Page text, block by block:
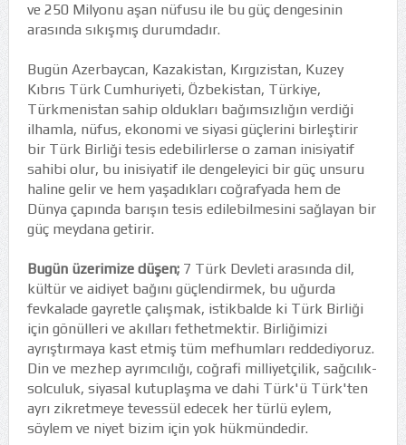
ve 250 Milyonu aşan nüfusu ile bu güç dengesinin
arasında sıkışmış durumdadır.
Bugün Azerbaycan, Kazakistan, Kırgızistan, Kuzey
Kıbrıs Türk Cumhuriyeti, Özbekistan, Türkiye,
Türkmenistan sahip oldukları bağımsızlığın verdiği
ilhamla, nüfus, ekonomi ve siyasi güçlerini birleştirir
bir Türk Birliği tesis edebilirlerse o zaman inisiyatif
sahibi olur, bu inisiyatif ile dengeleyici bir güç unsuru
haline gelir ve hem yaşadıkları coğrafyada hem de
Dünya çapında barışın tesis edilebilmesini sağlayan bir
güç meydana getirir.
Bugün üzerimize düşen;7 Türk Devleti arasında dil,
kültür ve aidiyet bağını güçlendirmek, bu uğurda
fevkalade gayretle çalışmak, istikbalde ki Türk Birliği
için gönülleri ve akılları fethetmektir. Birliğimizi
ayrıştırmaya kast etmiş tüm mefhumları reddediyoruz.
Din ve mezhep ayrımcılığı, coğrafi milliyetçilik, sağcılık-
solculuk, siyasal kutuplaşma ve dahi Türk'ü Türk'ten
ayrı zikretmeye tevessül edecek her türlü eylem,
söylem ve niyet bizim için yok hükmündedir.